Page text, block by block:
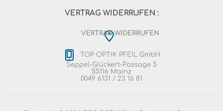
VERTRAG WIDERRUFEN :
VERTRAG WIDERRUFEN
TOP OPTIK PFEIL GmbH
Seppel-Glückert-Passage 5
55116 Mainz
0049 6131 / 23 16 81